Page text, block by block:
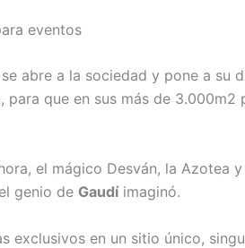
se abre a la sociedad y pone a su
que en sus más de 3.000m2
el mágico Desván, la Azotea
genio de Gaudíimaginó.
exclusivos en un sitio único,